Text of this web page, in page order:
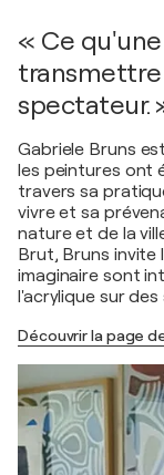
« Ce
spectateur.
Gabriele Bruns
les peintures ont
travers sa
vivre et sa
nature et de la
Brut, Bruns invite
imaginaire sont
l'acrylique sur
Découvrir la page